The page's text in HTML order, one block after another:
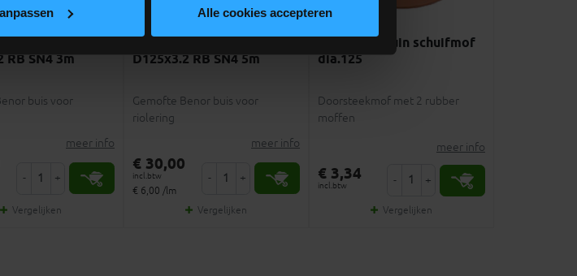
Alle cookies accepteren
RB SN4 3m
buis voor
meer info
- +
Vergelijken
D125x3.2 RB SN4 5m
Gemofte Benor buis voor
riolering
meer info
€ 30,00
incl.btw
€ 6,00 /lm
- +
Vergelijken
PVC roodbruin schuifmof
dia.125
Doorsteekmof met 2 rubber
moffen
meer info
€ 3,34
incl.btw - +
Vergelijken